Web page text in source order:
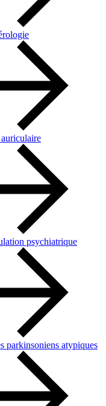
psychiatrique
parkinsoniens atypiques